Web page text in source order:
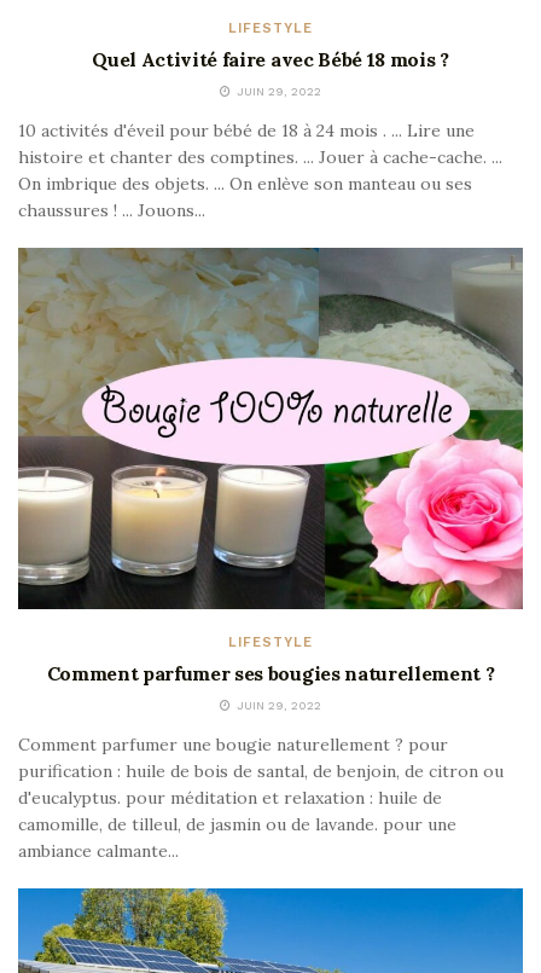
LIFESTYLE
Quel Activité faire avec Bébé 18 mois ?
JUIN 29, 2022
10 activités d'éveil pour bébé de 18 à 24 mois . ... Lire une
histoire et chanter des comptines. ... Jouer à cache-cache. ...
On imbrique des objets. ... On enlève son manteau ou ses
chaussures ! ... Jouons...
LIFESTYLE
Comment parfumer ses bougies naturellement ?
JUIN 29, 2022
Comment parfumer une bougie naturellement ? pour
purification : huile de bois de santal, de benjoin, de citron ou
d'eucalyptus. pour méditation et relaxation : huile de
camomille, de tilleul, de jasmin ou de lavande. pour une
ambiance calmante...